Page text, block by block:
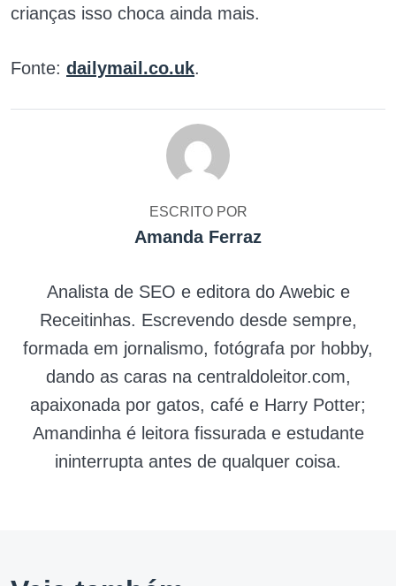
crianças isso choca ainda mais.
Fonte: dailymail.co.uk.
ESCRITO POR
Amanda Ferraz
Analista de SEO e editora do Awebic e
Receitinhas. Escrevendo desde sempre,
formada em jornalismo, fotógrafa por hobby,
dando as caras na centraldoleitor.com,
apaixonada por gatos, café e Harry Potter;
Amandinha é leitora fissurada e estudante
ininterrupta antes de qualquer coisa.